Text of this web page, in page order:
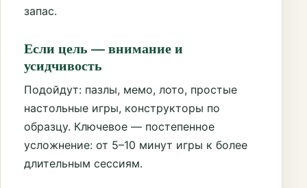
запас.
Если цель — внимание и
усидчивость
Подойдут: пазлы, мемо, лото, простые
настольные игры, конструкторы по
образцу. Ключевое — постепенное
усложнение: от 5–10 минут игры к более
длительным сессиям.